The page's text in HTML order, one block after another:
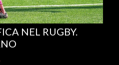
NEL RUGBY.